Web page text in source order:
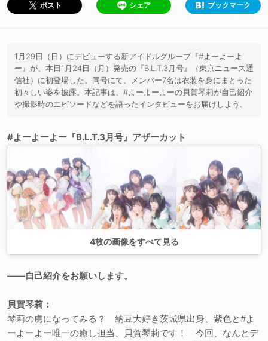
ポスト シェア ブックマーク
1月29日（日）にデビューする新アイドルグループ『#よーよーよ
ー』が、本日1月24日（月）発売の『B.L.T.3月号』（東京ニュース通
信社）に初登場した。同号にて、メンバー7名は衣装を身にまとった
初々しい姿を披露。本記事は、#よーよーよーの貝賀琴莉が自己紹介
や撮影時のエピソードなどを語ったインタビューをお届けしよう。
#よーよーよー『B.L.T.3月号』アザーカット
4枚の画像をすべて見る
――自己紹介をお願いします。
貝賀琴莉：
琴莉の虜になってみる？ 納豆大好き茨城県出身、紫色と#よ
ーよーよー唯一の癒し担当、貝賀琴莉です！ 今回、なんとデ